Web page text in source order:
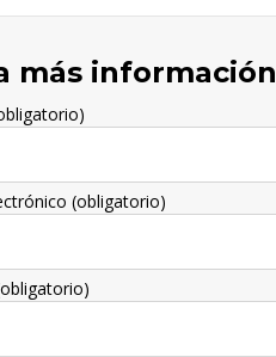
más información
(obligatorio)